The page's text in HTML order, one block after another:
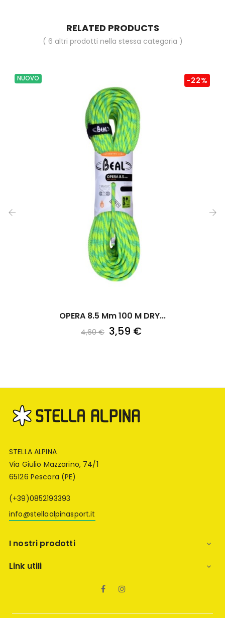
RELATED PRODUCTS
( 6 altri prodotti nella stessa categoria )
NUOVO
OPERA 8.5 Mm 100 M DRY...
4,60 €
-22%
3,59 €
STELLA ALPINA
Via Giulio Mazzarino, 74/1
65126 Pescara (PE)
(+39)0852193393
info@stellaalpinasport.it
I nostri prodotti 
Link utili 
Facebook